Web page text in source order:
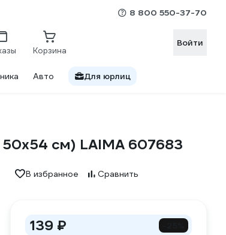
8 800 550-37-70
Корзина
Войти
Авто Для юрлиц
см) LAIMA 607683
В избранное Сравнить
139 ₽